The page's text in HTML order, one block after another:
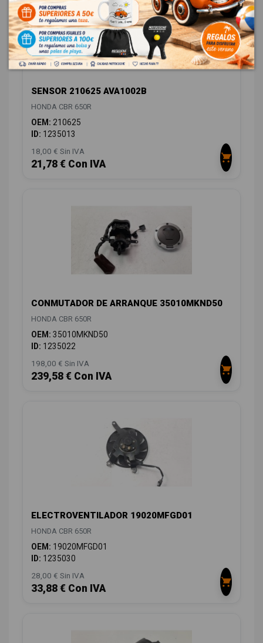
SENSOR 210625 AVA1002B
HONDA CBR 650R
OEM: 210625
ID: 1235013
18,00 € Sin IVA
21,78 € Con IVA
CONMUTADOR DE ARRANQUE 35010MKND50
HONDA CBR 650R
OEM: 35010MKND50
ID: 1235022
198,00 € Sin IVA
239,58 € Con IVA
ELECTROVENTILADOR 19020MFGD01
HONDA CBR 650R
OEM: 19020MFGD01
ID: 1235030
28,00 € Sin IVA
33,88 € Con IVA